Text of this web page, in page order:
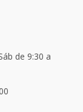
de 9:30 a